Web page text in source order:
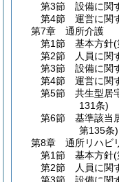
第3節
設備に関
第4節
運営に関
第7章
通所介護
第1節
基本方針(
第2節
人員に関
第3節
設備に関
第4節
運営に関
第5節
共生型居
131条)
第6節
基準該当
第135条)
第8章
通所リハビ
第1節
基本方針(
第2節
人員に関